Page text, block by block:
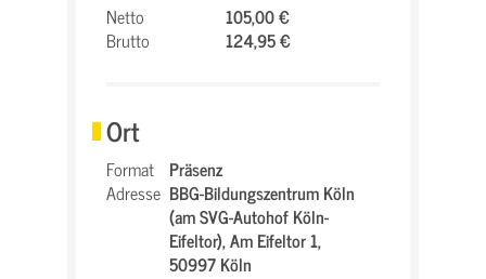
Netto
105,00 €
Brutto
124,95 €
Ort
Format Präsenz
Adresse BBG-Bildungszentrum Köln
(am SVG-Autohof Köln-
Eifeltor),Am Eifeltor 1,
50997 Köln